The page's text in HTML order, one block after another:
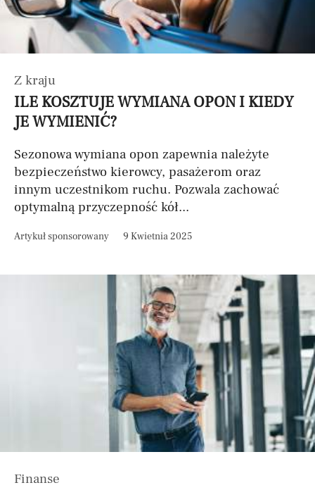
Z kraju
ILE KOSZTUJE WYMIANA OPON I KIEDY
JE WYMIENIĆ?
Sezonowa wymiana opon zapewnia należyte
bezpieczeństwo kierowcy, pasażerom oraz
innym uczestnikom ruchu. Pozwala zachować
optymalną przyczepność kół...
Artykuł sponsorowany 9 Kwietnia 2025
Finanse